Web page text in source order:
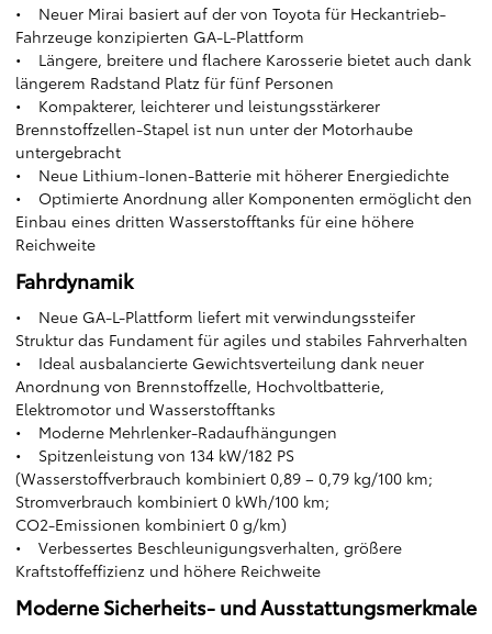
• Neuer Mirai basiert auf der von Toyota für Heckantrieb-
Fahrzeuge konzipierten GA-L-Plattform
• Längere, breitere und flachere Karosserie bietet auch dank
längerem Radstand Platz für fünf Personen
• Kompakterer, leichterer und leistungsstärkerer
Brennstoffzellen-Stapel ist nun unter der Motorhaube
untergebracht
• Neue Lithium-Ionen-Batterie mit höherer Energiedichte
• Optimierte Anordnung aller Komponenten ermöglicht den
Einbau eines dritten Wasserstofftanks für eine höhere
Reichweite
Fahrdynamik
• Neue GA-L-Plattform liefert mit verwindungssteifer
Struktur das Fundament für agiles und stabiles Fahrverhalten
• Ideal ausbalancierte Gewichtsverteilung dank neuer
Anordnung von Brennstoffzelle, Hochvoltbatterie,
Elektromotor und Wasserstofftanks
• Moderne Mehrlenker-Radaufhängungen
• Spitzenleistung von 134 kW/182 PS
(Wasserstoffverbrauch kombiniert 0,89 – 0,79 kg/100 km;
Stromverbrauch kombiniert 0 kWh/100 km;
CO2-Emissionen kombiniert 0 g/km)
• Verbessertes Beschleunigungsverhalten, größere
Kraftstoffeffizienz und höhere Reichweite
Moderne Sicherheits- und Ausstattungsmerkmale